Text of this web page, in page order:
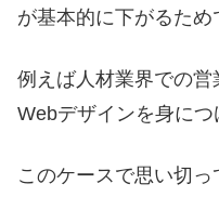
が基本的に下がるため
例えば人材業界での
Webデザインを身につ
このケースで思い切